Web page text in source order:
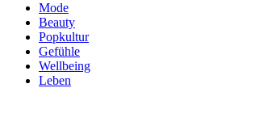
Mode
Beauty
Popkultur
Gefühle
Wellbeing
Leben